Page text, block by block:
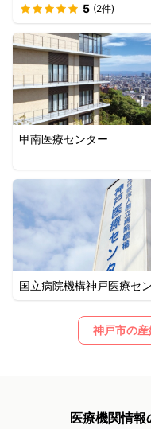
5 (2件)
甲南医療センター
国立病院機構神戸医療セ
神戸市の産
医療機関情